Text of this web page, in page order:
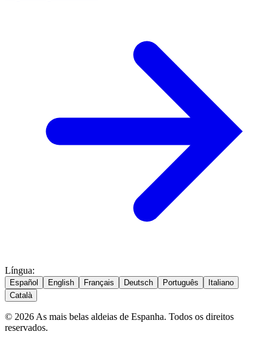
Língua:
Español English Français Deutsch Português
Italiano
Català
© 2026 As mais belas aldeias de Espanha. Todos os direitos
reservados.